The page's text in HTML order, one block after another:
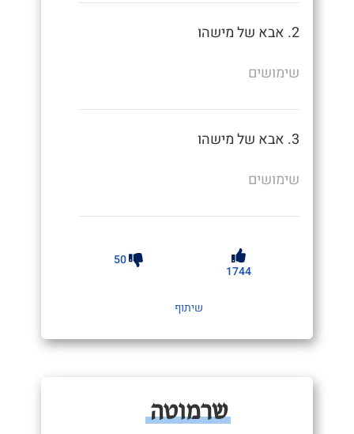
2. אבא של מישהו
שימושים
3. אבא של מישהו
שימושים
1744
50
שיתוף
שרמוטה